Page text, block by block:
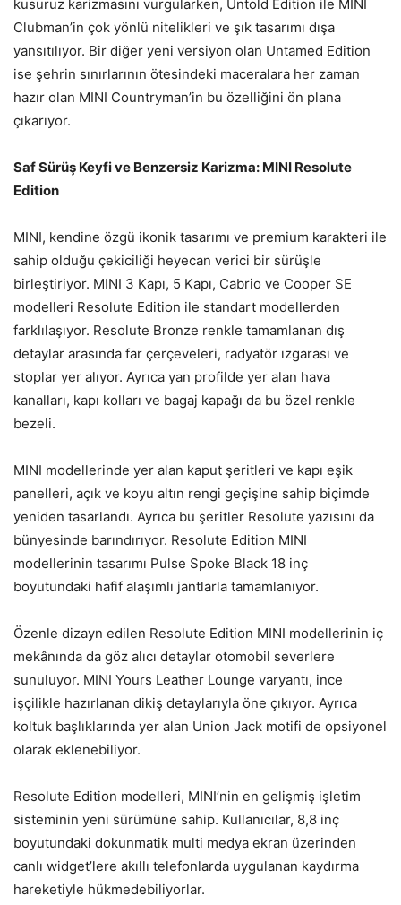
kusuruz karizmasını vurgularken, Untold Edition ile MINI
Clubman’in çok yönlü nitelikleri ve şık tasarımı dışa
yansıtılıyor. Bir diğer yeni versiyon olan Untamed Edition
ise şehrin sınırlarının ötesindeki maceralara her zaman
hazır olan MINI Countryman’in bu özelliğini ön plana
çıkarıyor.
Saf Sürüş Keyfi ve Benzersiz Karizma: MINI Resolute
Edition
MINI, kendine özgü ikonik tasarımı ve premium karakteri ile
sahip olduğu çekiciliği heyecan verici bir sürüşle
birleştiriyor. MINI 3 Kapı, 5 Kapı, Cabrio ve Cooper SE
modelleri Resolute Edition ile standart modellerden
farklılaşıyor. Resolute Bronze renkle tamamlanan dış
detaylar arasında far çerçeveleri, radyatör ızgarası ve
stoplar yer alıyor. Ayrıca yan profilde yer alan hava
kanalları, kapı kolları ve bagaj kapağı da bu özel renkle
bezeli.
MINI modellerinde yer alan kaput şeritleri ve kapı eşik
panelleri, açık ve koyu altın rengi geçişine sahip biçimde
yeniden tasarlandı. Ayrıca bu şeritler Resolute yazısını da
bünyesinde barındırıyor. Resolute Edition MINI
modellerinin tasarımı Pulse Spoke Black 18 inç
boyutundaki hafif alaşımlı jantlarla tamamlanıyor.
Özenle dizayn edilen Resolute Edition MINI modellerinin iç
mekânında da göz alıcı detaylar otomobil severlere
sunuluyor. MINI Yours Leather Lounge varyantı, ince
işçilikle hazırlanan dikiş detaylarıyla öne çıkıyor. Ayrıca
koltuk başlıklarında yer alan Union Jack motifi de opsiyonel
olarak eklenebiliyor.
Resolute Edition modelleri, MINI’nin en gelişmiş işletim
sisteminin yeni sürümüne sahip. Kullanıcılar, 8,8 inç
boyutundaki dokunmatik multi medya ekran üzerinden
canlı widget’lere akıllı telefonlarda uygulanan kaydırma
hareketiyle hükmedebiliyorlar.